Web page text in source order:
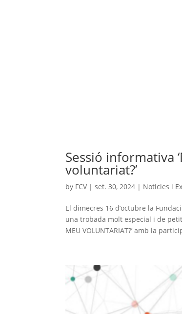
Sessió informativa
voluntariat?’
by FCV |set. 30, 2024 | Noticies i
El dimecres 16 d’octubre la
una trobada molt especial i de petit
MEU VOLUNTARIAT?’ amb la